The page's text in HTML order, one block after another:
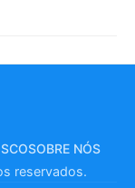
SOBRE NÓS
reservados.